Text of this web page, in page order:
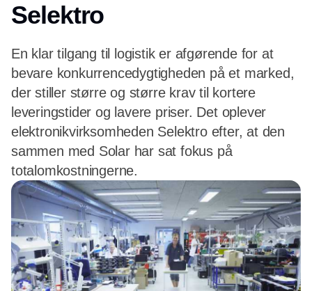
Selektro
En klar tilgang til logistik er afgørende for at
bevare konkurrencedygtigheden på et marked,
der stiller større og større krav til kortere
leveringstider og lavere priser. Det oplever
elektronikvirksomheden Selektro efter, at den
sammen med Solar har sat fokus på
totalomkostningerne.